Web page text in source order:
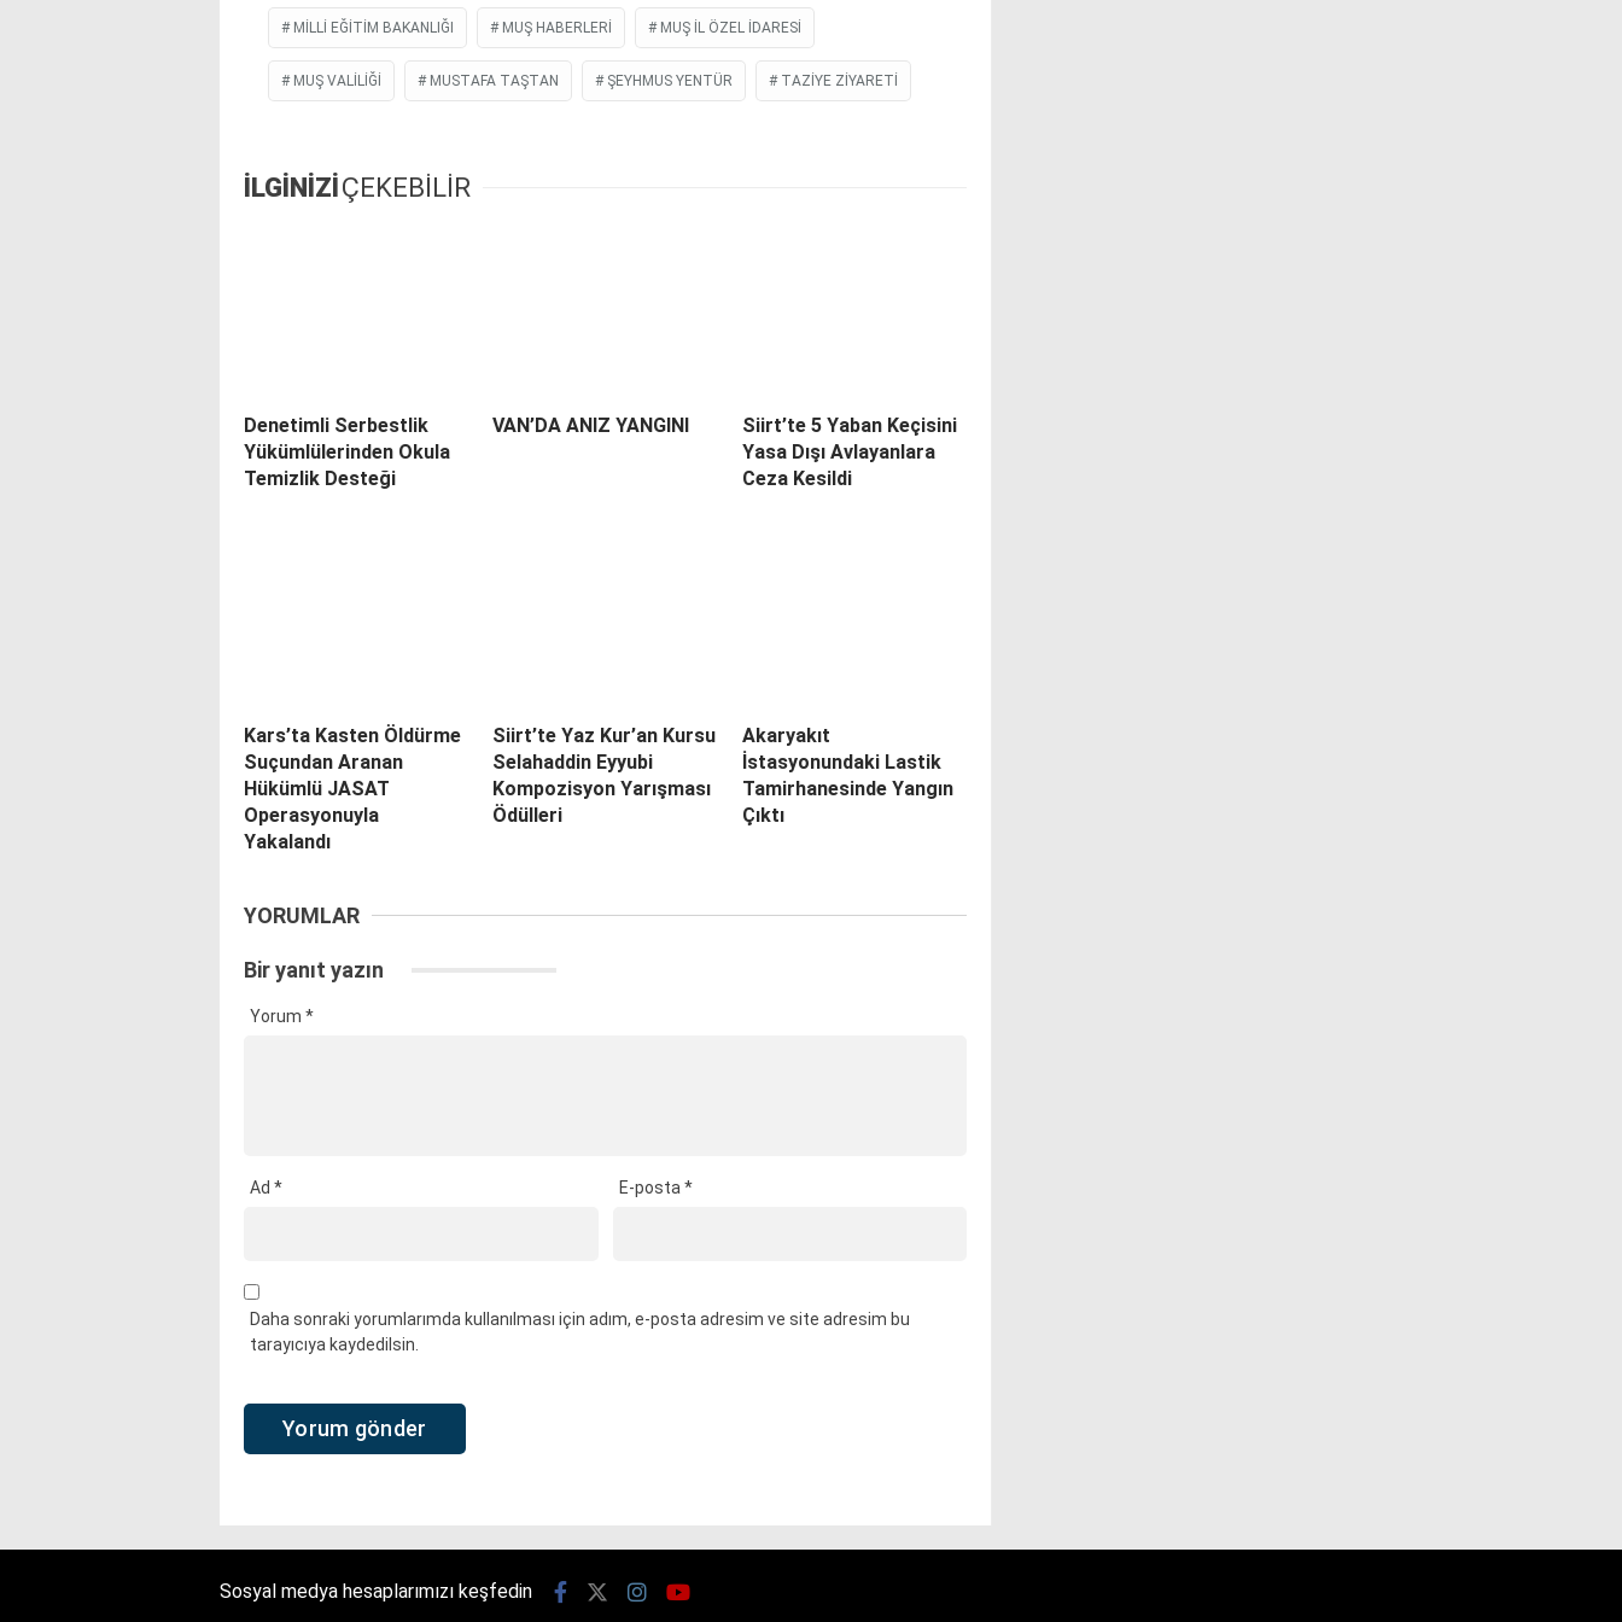
MILLI EĞITIM BAKANLIĞI MUŞ HABERLERI MUŞ İL ÖZEL İDARESI
MUŞ VALILIĞI MUSTAFA TAŞTAN ŞEYHMUS YENTÜR TAZIYE ZIYARETI
İLGİNİZİÇEKEBİLİR
Denetimli Serbestlik
Yükümlülerinden Okula
Temizlik Desteği
VAN’DA ANIZ YANGINI
Siirt’te 5 Yaban Keçisini
Yasa Dışı Avlayanlara
Ceza Kesildi
Kars’ta Kasten Öldürme
Suçundan Aranan
Hükümlü JASAT
Operasyonuyla
Yakalandı
Siirt’te Yaz Kur’an Kursu
Selahaddin Eyyubi
Kompozisyon Yarışması
Ödülleri
Akaryakıt
İstasyonundaki Lastik
Tamirhanesinde Yangın
Çıktı
YORUMLAR
Bir yanıt yazın
Yorum *
Ad * E-posta*
Daha sonraki yorumlarımda kullanılması için adım, e-posta adresim ve site adresim bu
tarayıcıya kaydedilsin.
Sosyal medya hesaplarımızı keşfedin